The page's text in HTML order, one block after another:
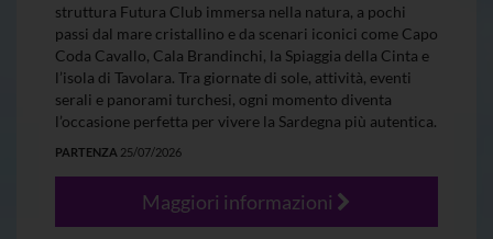
struttura Futura Club immersa nella natura, a pochi
passi dal mare cristallino e da scenari iconici come Capo
Coda Cavallo, Cala Brandinchi, la Spiaggia della Cinta e
l’isola di Tavolara. Tra giornate di sole, attività, eventi
serali e panorami turchesi, ogni momento diventa
l’occasione perfetta per vivere la Sardegna più autentica.
PARTENZA 25/07/2026
Maggiori informazioni